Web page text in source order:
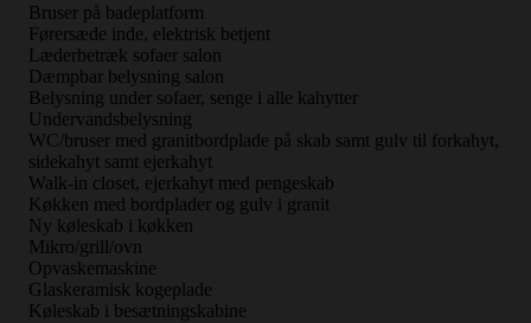
Bruser på badeplatform
Førersæde inde, elektrisk betjent
Læderbetræk sofaer salon
Dæmpbar belysning salon
Belysning under sofaer, senge i alle kahytter
Undervandsbelysning
WC/bruser med granitbordplade på skab samt gulv til forkahyt,
sidekahyt samt ejerkahyt
Walk-in closet, ejerkahyt med pengeskab
Køkken med bordplader og gulv i granit
Ny køleskab i køkken
Mikro/grill/ovn
Opvaskemaskine
Glaskeramisk kogeplade
Køleskab i besætningskabine